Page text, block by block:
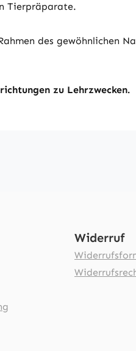
Tierpräparate.
des gewöhnlichen
zu Lehrzwecken.
Widerruf